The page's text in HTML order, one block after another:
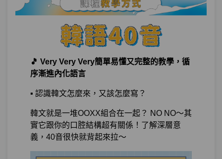
到底發音規則是什麼？
‘ㅎ’ 弱化
單元3 激音化
第12章： 組成句子就是10分滿分的10分！
單元1 NOT SHY！會話挑戰！（2） 12:32
🎵 Very Very Very簡單易懂又完整的教學，循
序漸進內化語言
▪️ 認識韓文怎麼來，又該怎麼寫？
韓文就是一堆OOXX組合在一起？ NO NO～其
實它跟你的口腔結構超有關係！了解深層意
義，40音很快就背起來拉～